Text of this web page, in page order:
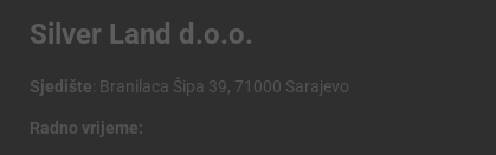
Silver Land d.o.o.
Sjedište: Branilaca Šipa 39, 71000 Sarajevo
Radno vrijeme: